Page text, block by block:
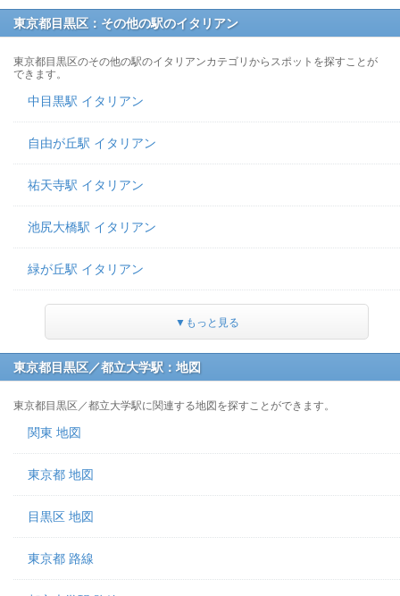
東京都目黒区：その他の駅のイタリアン
東京都目黒区のその他の駅のイタリアンカテゴリからスポットを探すことが
できます。
中目黒駅 イタリアン
自由が丘駅 イタリアン
祐天寺駅 イタリアン
池尻大橋駅 イタリアン
緑が丘駅 イタリアン
▼もっと見る
東京都目黒区／都立大学駅：地図
東京都目黒区／都立大学駅に関連する地図を探すことができます。
関東 地図
東京都 地図
目黒区 地図
東京都 路線